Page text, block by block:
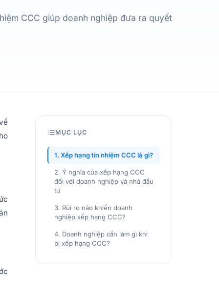
CCC giúp doanh nghiệp đưa ra quyết
MỤC LỤC
1. Xếp hạng tín nhiệm CCC là gì?
2. Ý nghĩa của xếp hạng CCC
đối với doanh nghiệp và nhà đầu
tư
3. Rủi ro nào khiến doanh
nghiệp xếp hạng CCC?
4. Doanh nghiệp cần làm gì khi
bị xếp hạng CCC?